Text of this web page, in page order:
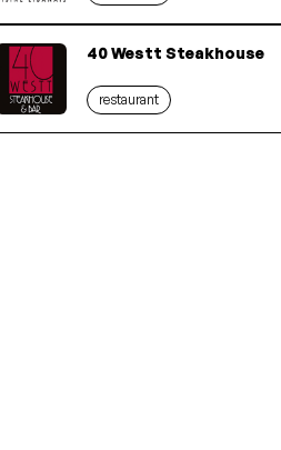
40 Westt Steakhouse
restaurant